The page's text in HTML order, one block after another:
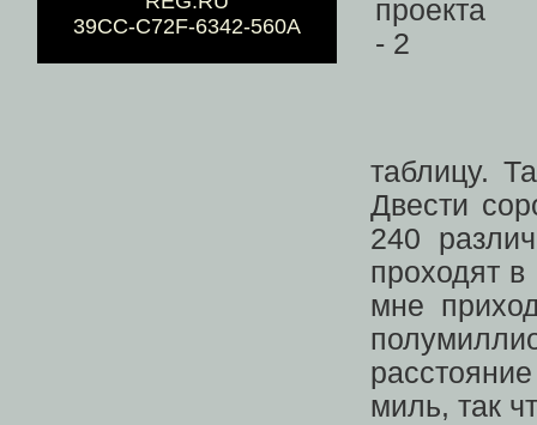
39CC-C72F-6342-560A
таблицу.
Двести
240
проходят
мне
миль, так